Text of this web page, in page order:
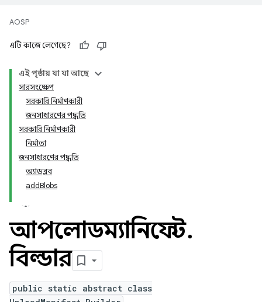
AOSP
এটি কাজে লেগেছে?
এই পৃষ্ঠায় যা যা আছে
সারসংক্ষেপ
সরকারি নির্মাণকারী
জনসাধারণের পদ্ধতি
সরকারি নির্মাণকারী
নির্মাতা
জনসাধারণের পদ্ধতি
অ্যাডব্লব
addBlobs
আপলোডম্যানিফেস্ট.
বিল্ডার
public static abstract class